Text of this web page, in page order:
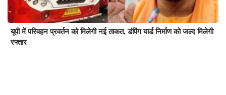
यूपी में परिवहन प्रवर्तन को मिलेगी नई ताकत, डंपिंग यार्ड निर्माण को जल्द मिलेगी
रफ्तार